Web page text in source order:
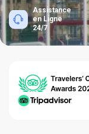
Assistance
en Ligne
24/7